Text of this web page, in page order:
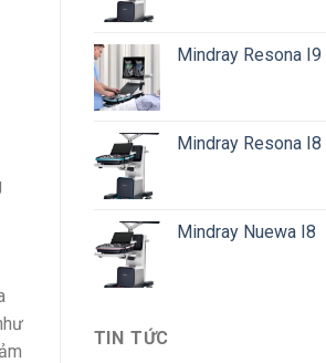
Mindray Resona I9
Mindray Resona I8
Mindray Nuewa I8
TIN TỨC